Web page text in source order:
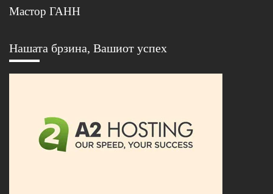
Мастор ГАНН
Нашата брзина, Вашиот успех